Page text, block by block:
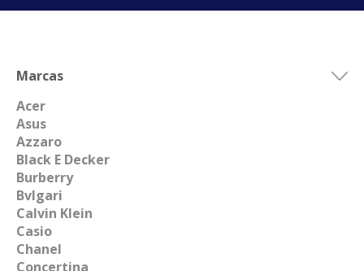
Marcas
Acer
Asus
Azzaro
Black E Decker
Burberry
Bvlgari
Calvin Klein
Casio
Chanel
Concertina